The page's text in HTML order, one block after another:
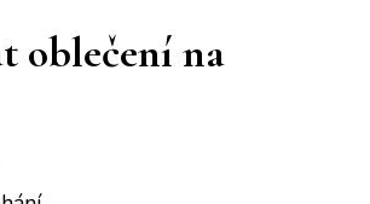
oblečení na